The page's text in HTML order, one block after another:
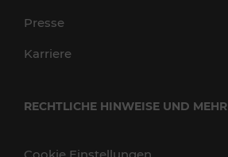
Presse
Karriere
RECHTLICHE HINWEISE UND MEHR